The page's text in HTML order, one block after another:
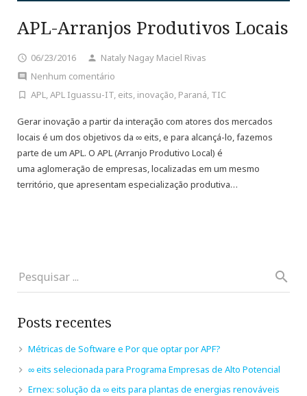
APL-Arranjos Produtivos Locais
06/23/2016
Nataly Nagay Maciel Rivas
Nenhum comentário
APL,APL Iguassu-IT, eits, inovação, Paraná, TIC
Gerar inovação a partir da interação com atores dos mercados
locais é um dos objetivos da ∞ eits, e para alcançá-lo, fazemos
parte de um APL. O APL (Arranjo Produtivo Local) é
uma aglomeração de empresas, localizadas em um mesmo
território, que apresentam especialização produtiva…
Posts recentes
Métricas de Software e Por que optar por APF?
∞ eits selecionada para Programa Empresas de Alto Potencial
Ernex: solução da ∞ eits para plantas de energias renováveis